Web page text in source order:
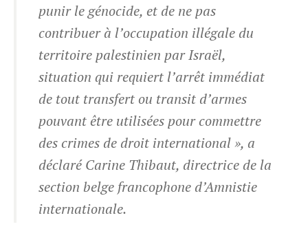
punir le génocide, et de ne pas
contribuer à l’occupation illégale du
territoire palestinien par Israël,
situation qui requiert l’arrêt immédiat
de tout transfert ou transit d’armes
pouvant être utilisées pour commettre
des crimes de droit international », a
déclaré Carine Thibaut, directrice de la
section belge francophone d’Amnistie
internationale.